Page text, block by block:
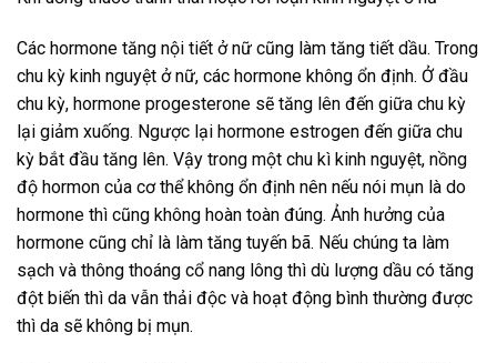
Các hormone tăng nội tiết ở nữ cũng làm tăng tiết dầu. Trong
chu kỳ kinh nguyệt ở nữ, các hormone không ổn định. Ở đầu
chu kỳ, hormone progesterone sẽ tăng lên đến giữa chu kỳ
lại giảm xuống. Ngược lại hormone estrogen đến giữa chu
kỳ bắt đầu tăng lên. Vậy trong một chu kì kinh nguyệt, nồng
độ hormon của cơ thể không ổn định nên nếu nói mụn là do
hormone thì cũng không hoàn toàn đúng. Ảnh hưởng của
hormone cũng chỉ là làm tăng tuyến bã. Nếu chúng ta làm
sạch và thông thoáng cổ nang lông thì dù lượng dầu có tăng
đột biến thì da vẫn thải độc và hoạt động bình thường được
thì da sẽ không bị mụn.